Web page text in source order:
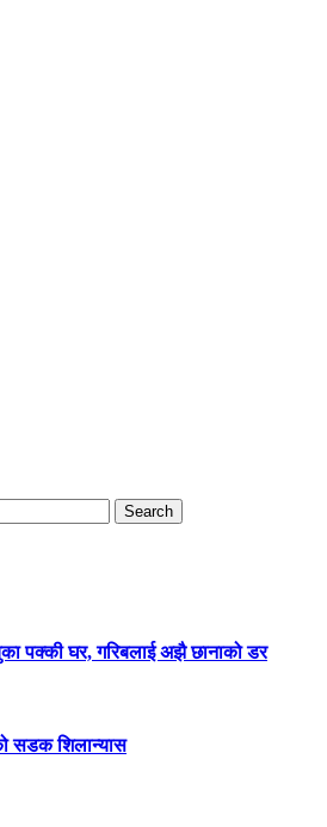
पक्की घर, गरिबलाई अझै छानाको डर
सडक शिलान्यास